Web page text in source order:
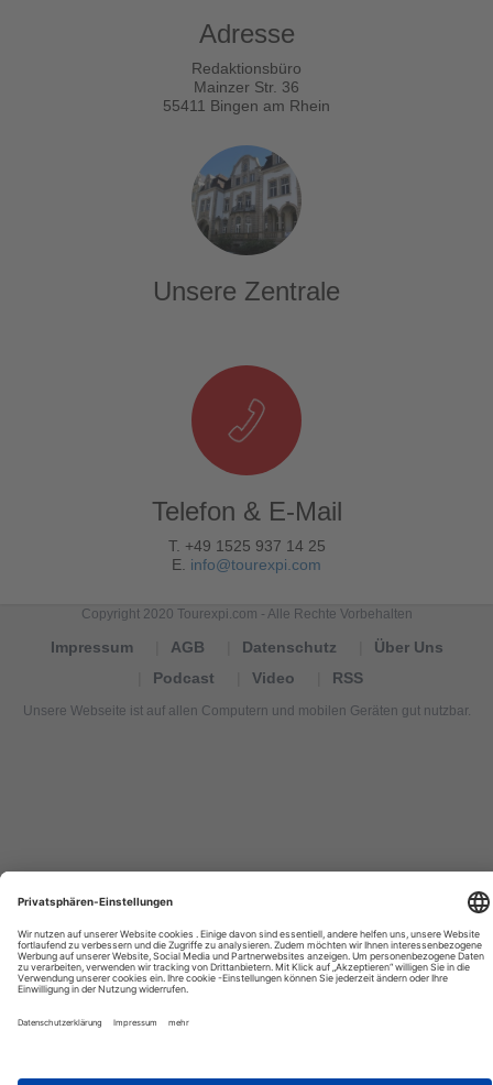
Adresse
Redaktionsbüro
Mainzer Str. 36
55411 Bingen am Rhein
Unsere Zentrale
Telefon & E-Mail
T. +49 1525 937 14 25
E. info@tourexpi.com
Copyright 2020 Tourexpi.com - Alle Rechte Vorbehalten
Impressum AGB Datenschutz
Über Uns
Podcast
Video RSS
Unsere Webseite ist auf allen Computern und mobilen Geräten gut nutzbar.
turismo,
Tourismus
Nachrichten,
новости
туризма,
travel